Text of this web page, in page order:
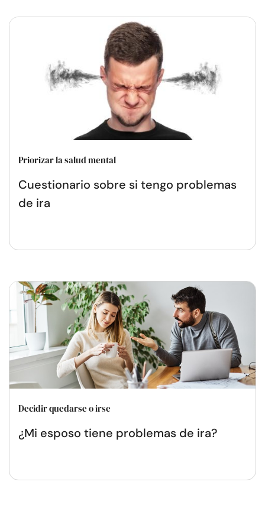
Priorizar la salud mental
Cuestionario sobre si tengo problemas
de ira
Decidir quedarse o irse
¿Mi esposo tiene problemas de ira?